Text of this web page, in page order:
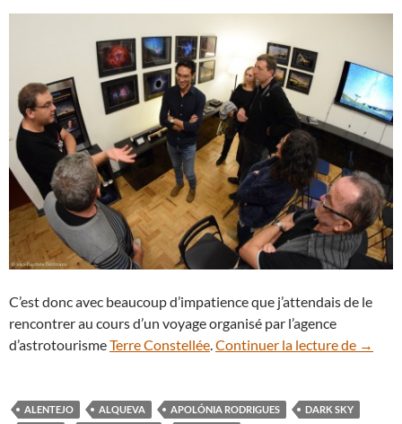
C’est donc avec beaucoup d’impatience que j’attendais de le
rencontrer au cours d’un voyage organisé par l’agence
d’astrotourismeTerre Constellée.Continuer la lecture de →
ALENTEJO ALQUEVA APOLÓNIA RODRIGUES
DARK SKY